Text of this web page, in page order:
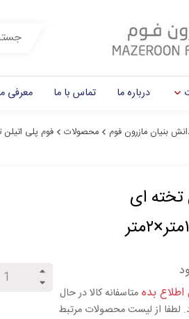
درباره ما تماس با ما معرفی
بنیان مازرون فوم محصولات فوم پلی
تخته ای
بده متاسفانه کالا در حال
لطفا از لیست محصولات مرتبط